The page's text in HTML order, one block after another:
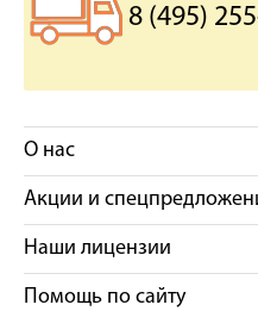
8 (495)
О нас
Акции и
Наши лицензии
Помощь по сайту